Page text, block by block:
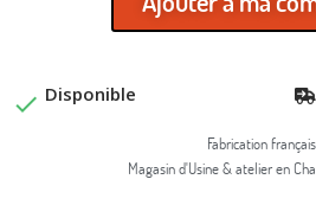
 Disponible
Fabrication
Magasin d'Usine & atelier en